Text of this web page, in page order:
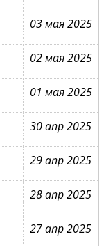
03 мая 2025
02 мая 2025
01 мая 2025
30 апр 2025
29 апр 2025
28 апр 2025
27 апр 2025